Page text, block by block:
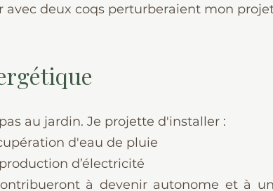
avec deux coqs perturberaient mon
au jardin. Je projette d'installer :
d'eau de pluie
d’électricité
à devenir autonome et à